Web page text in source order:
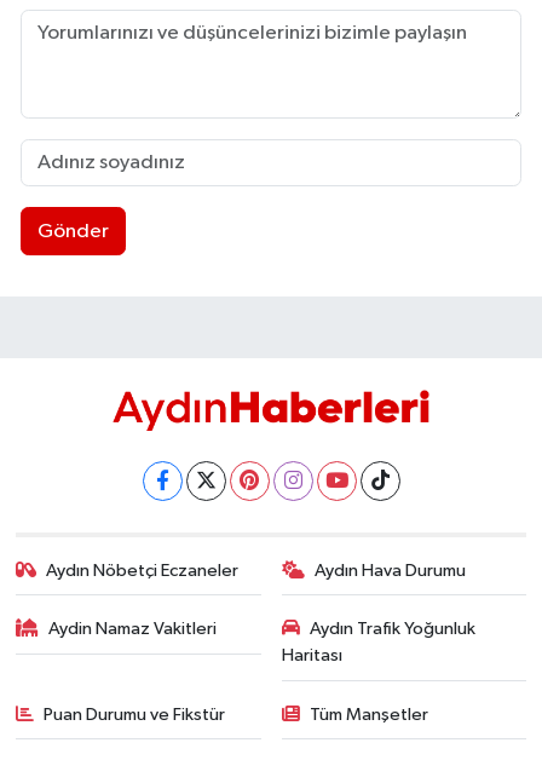
Gönder
Aydın Nöbetçi Eczaneler Aydın Hava Durumu
Aydin Namaz Vakitleri
Aydın Trafik Yoğunluk
Haritası
Puan Durumu ve Fikstür Tüm Manşetler